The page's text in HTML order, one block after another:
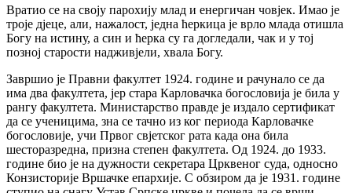
Вратио се на своју парохију млад и енергичан човјек. Имао је
троје дјеце, али, нажалост, једна ћеркица је врло млада отишла
Богу на истину, а син и ћерка су га догледали, чак и у тој
позној старости надживјели, хвала Богу.
Завршио је Правни факултет 1924. године и рачунало се да
има два факултета, јер стара Карловачка богословија је била у
рангу факултета. Министарство правде је издало сертификат
да се ученицима, зна се тачно из ког периода Карловачке
богословије, учи Првог свјетског рата када она била
шесторазредна, призна степен факултета. Од 1924. до 1933.
године био је на дужности секретара Црквеног суда, односно
Конзисторије Вршачке епархије. С обзиром да је 1931. године